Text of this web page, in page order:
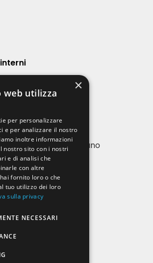
Buccinasco – Milano
- 18:00
su appuntamento)
×
web utilizza
per personalizzare
e per analizzare il nostro
inoltre informazioni
nostro sito con i nostri
e di analisi che
con altre
fornito loro o che
tuo utilizzo dei loro
sulla privacy
NECESSARI